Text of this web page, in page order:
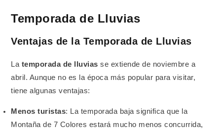
Temporada de Lluvias
Ventajas de la Temporada de Lluvias
La temporada de lluvias se extiende de noviembre a
abril. Aunque no es la época más popular para visitar,
tiene algunas ventajas:
Menos turistas: La temporada baja significa que la
Montaña de 7 Colores estará mucho menos concurrida,